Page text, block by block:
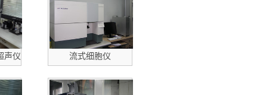
声仪 流式细胞仪